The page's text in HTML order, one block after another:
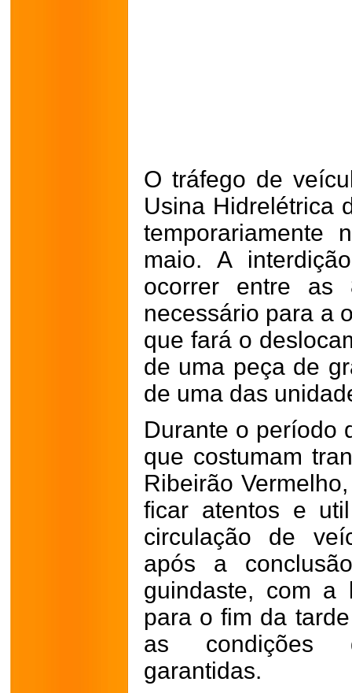
O tráfego de
Usina Hidrelétrica
temporariamente
maio. A
ocorrer entre as
necessário para a
que fará o
de uma peça de
de uma das
Durante o período
que costumam
Ribeirão
ficar atentos e
circulação de
após a
guindaste, com a
para o fim da
as condições
garantidas.